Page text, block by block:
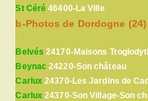
St Céré 46400-La Ville
b-Photos de Dordogne (24)
Belvés 24170-Maisons
Beynac 24220-Son château
Carlux 24370-Les Jardins de
Carlux 24370-Son Village-Son